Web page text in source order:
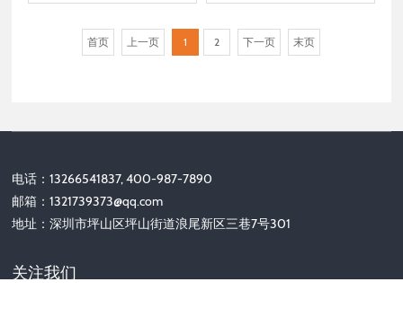
首页 上一页 1 2 下一页 末页
电话：13266541837, 400-987-7890
邮箱：1321739373@qq.com
地址：深圳市坪山区坪山街道浪尾新区三巷7号301
关注我们